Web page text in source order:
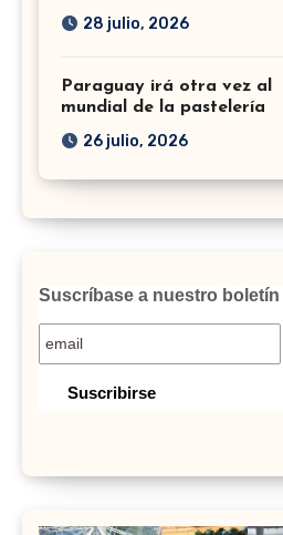
28 julio, 2026
Paraguay irá otra vez al
mundial de la pastelería
26 julio, 2026
Suscríbase a nuestro boletín